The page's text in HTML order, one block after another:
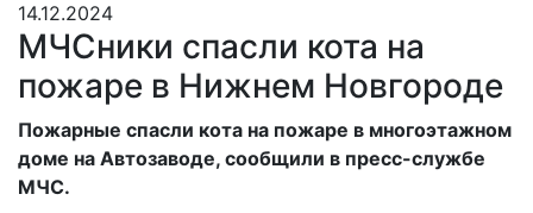
14.12.2024
МЧСники спасли кота на
пожаре в Нижнем Новгороде
Пожарные спасли кота на пожаре в многоэтажном
доме на Автозаводе, сообщили в пресс-службе
МЧС.